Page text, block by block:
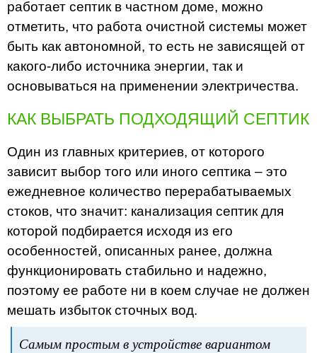
работает септик в частном доме, можно
отметить, что работа очистной системы может
быть как автономной, то есть не зависящей от
какого-либо источника энергии, так и
основываться на применении электричества.
КАК ВЫБРАТЬ ПОДХОДЯЩИЙ СЕПТИК
Один из главных критериев, от которого
зависит выбор того или иного септика – это
ежедневное количество перерабатываемых
стоков, что значит: канализация септик для
которой подбирается исходя из его
особенностей, описанных ранее, должна
функционировать стабильно и надежно,
поэтому ее работе ни в коем случае не должен
мешать избыток сточных вод.
Самым простым в устройстве вариантом